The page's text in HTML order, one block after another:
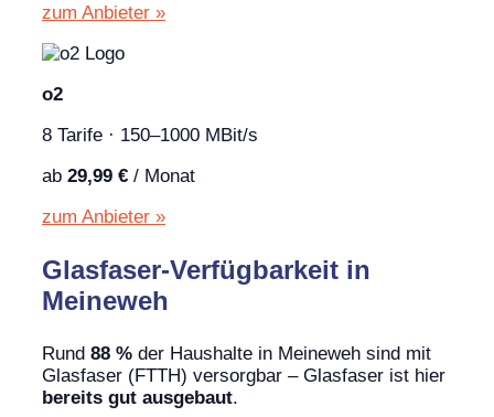
zum Anbieter »
o2
8 Tarife · 150–1000 MBit/s
ab 29,99 € / Monat
zum Anbieter »
Glasfaser-Verfügbarkeit in
Meineweh
Rund 88 % der Haushalte in Meineweh sind mit
Glasfaser (FTTH) versorgbar – Glasfaser ist hier
bereits gut ausgebaut.